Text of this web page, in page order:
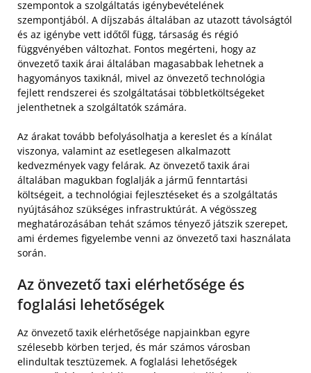
szempontok a szolgáltatás igénybevételének
szempontjából. A díjszabás általában az utazott távolságtól
és az igénybe vett időtől függ, társaság és régió
függvényében változhat. Fontos megérteni, hogy az
önvezető taxik árai általában magasabbak lehetnek a
hagyományos taxiknál, mivel az önvezető technológia
fejlett rendszerei és szolgáltatásai többletköltségeket
jelenthetnek a szolgáltatók számára.
Az árakat tovább befolyásolhatja a kereslet és a kínálat
viszonya, valamint az esetlegesen alkalmazott
kedvezmények vagy felárak. Az önvezető taxik árai
általában magukban foglalják a jármű fenntartási
költségeit, a technológiai fejlesztéseket és a szolgáltatás
nyújtásához szükséges infrastruktúrát. A végösszeg
meghatározásában tehát számos tényező játszik szerepet,
ami érdemes figyelembe venni az önvezető taxi használata
során.
Az önvezető taxi elérhetősége és
foglalási lehetőségek
Az önvezető taxik elérhetősége napjainkban egyre
szélesebb körben terjed, és már számos városban
elindultak tesztüzemek. A foglalási lehetőségek